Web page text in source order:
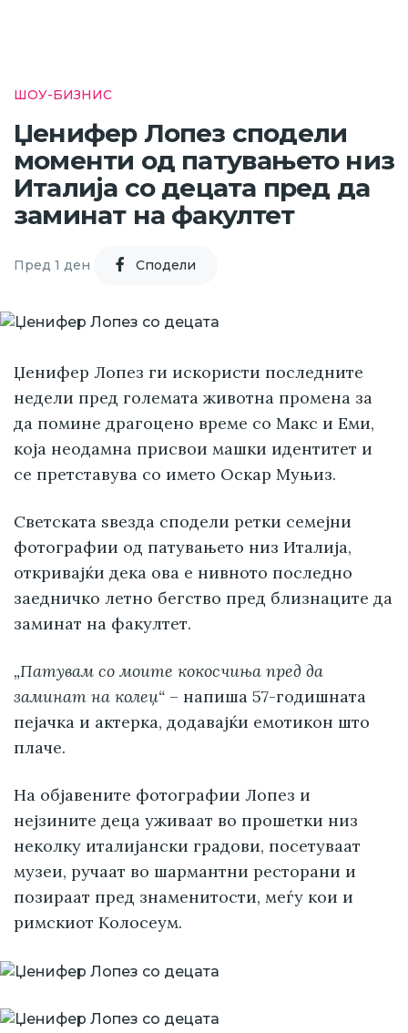
ШОУ-БИЗНИС
Џенифер Лопез сподели
моменти од патувањето низ
Италија со децата пред да
заминат на факултет
Пред 1 ден Cподели
Џенифер Лопез ги искористи последните
недели пред големата животна промена за
да помине драгоцено време со Макс и Еми,
која неодамна присвои машки идентитет и
се претставува со името Оскар Муњиз.
Светската ѕвезда сподели ретки семејни
фотографии од патувањето низ Италија,
откривајќи дека ова е нивното последно
заедничко летно бегство пред близнаците да
заминат на факултет.
„Патувам со моите кокосчиња пред да
заминат на колеџ“ – напиша 57-годишната
пејачка и актерка, додавајќи емотикон што
плаче.
На објавените фотографии Лопез и
нејзините деца уживаат во прошетки низ
неколку италијански градови, посетуваат
музеи, ручаат во шармантни ресторани и
позираат пред знаменитости, меѓу кои и
римскиот Колосеум.